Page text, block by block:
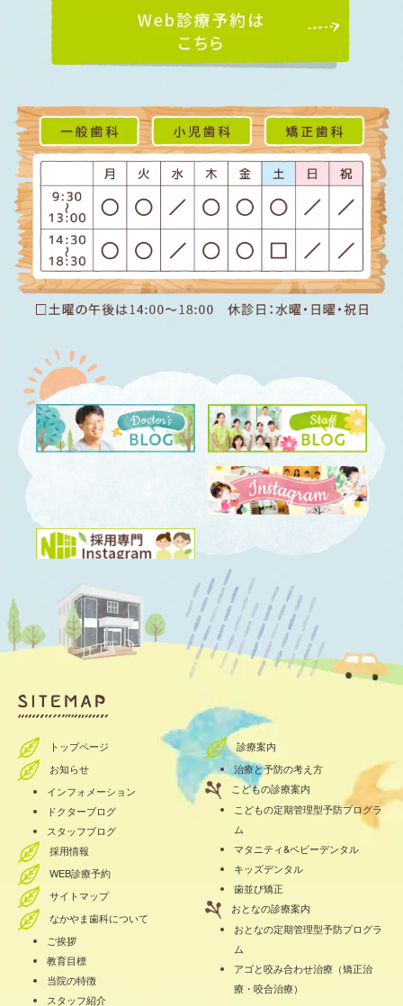
トップページ
お知らせ
インフォメーション
ドクターブログ
スタッフブログ
採用情報
WEB診療予約
サイトマップ
なかやま歯科について
ご挨拶
教育目標
当院の特徴
スタッフ紹介
診療案内
治療と予防の考え方
こどもの診療案内
こどもの定期管理型予防プログラ
ム
マタニティ&ベビーデンタル
キッズデンタル
歯並び矯正
おとなの診療案内
おとなの定期管理型予防プログラ
ム
アゴと咬み合わせ治療（矯正治
療・咬合治療）